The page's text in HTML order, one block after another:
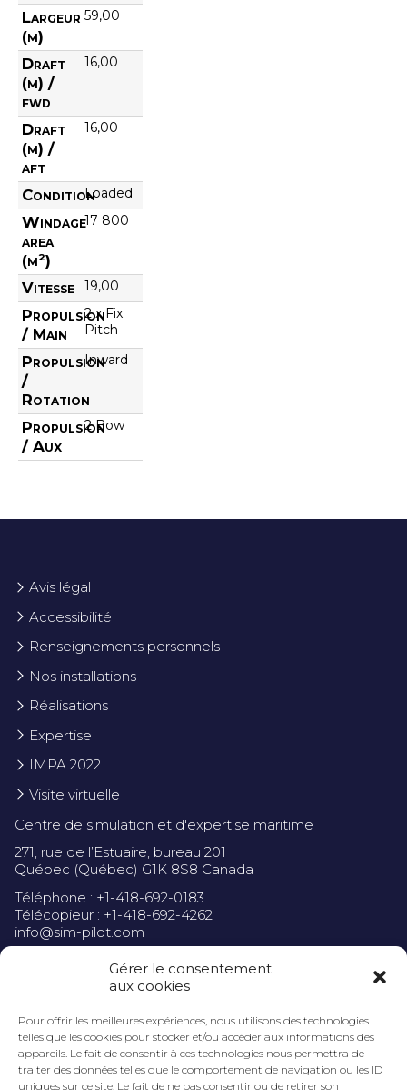
Gérer le consentement
aux cookies
Pour offrir les meilleures expériences, nous utilisons des technologies
telles que les cookies pour stocker et/ou accéder aux informations des
appareils. Le fait de consentir à ces technologies nous permettra de
traiter des données telles que le comportement de navigation ou les ID
uniques sur ce site. Le fait de ne pas consentir ou de retirer son
Largeur
(m)
59,00
Draft
(m) /
fwd
16,00
Draft
(m) /
aft
16,00
ConditionLoaded
Windage
area
(m²)
17 800
Vitesse 19,00
Propulsion
/ Main
2 x Fix
Pitch
Propulsion
/
Rotation
Inward
Propulsion
/ Aux
2 Bow
Avis légal
Accessibilité
Renseignements personnels
Nos installations
Réalisations
Expertise
IMPA 2022
Visite virtuelle
Centre de simulation et d'expertise maritime
271, rue de l’Estuaire, bureau 201
Québec (Québec) G1K 8S8 Canada
Téléphone : +1-418-692-0183
Télécopieur : +1-418-692-4262
info@sim-pilot.com
Politique de confidentialité